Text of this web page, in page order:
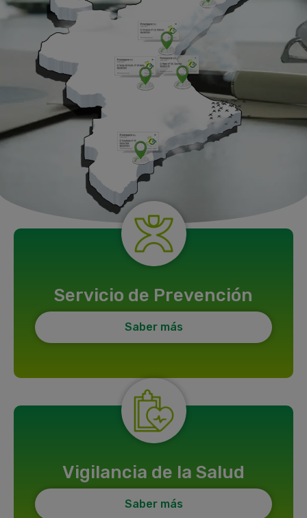
Servicio de Prevención
Saber más
Vigilancia de la Salud
Saber más